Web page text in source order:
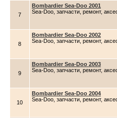
7
Bombardier Sea-Doo 2001
Sea-Doo, запчасти, ремонт,
8
Bombardier Sea-Doo 2002
Sea-Doo, запчасти, ремонт,
9
Bombardier Sea-Doo 2003
Sea-Doo, запчасти, ремонт,
10
Bombardier Sea-Doo 2004
Sea-Doo, запчасти, ремонт,